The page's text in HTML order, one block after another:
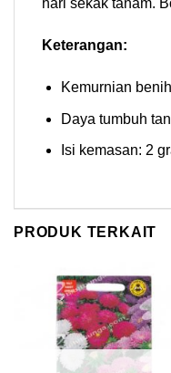
hari sekak tanam.
Keterangan:
Kemurnian
Daya tumbuh
Isi kemasan: 2
PRODUK TERKAIT